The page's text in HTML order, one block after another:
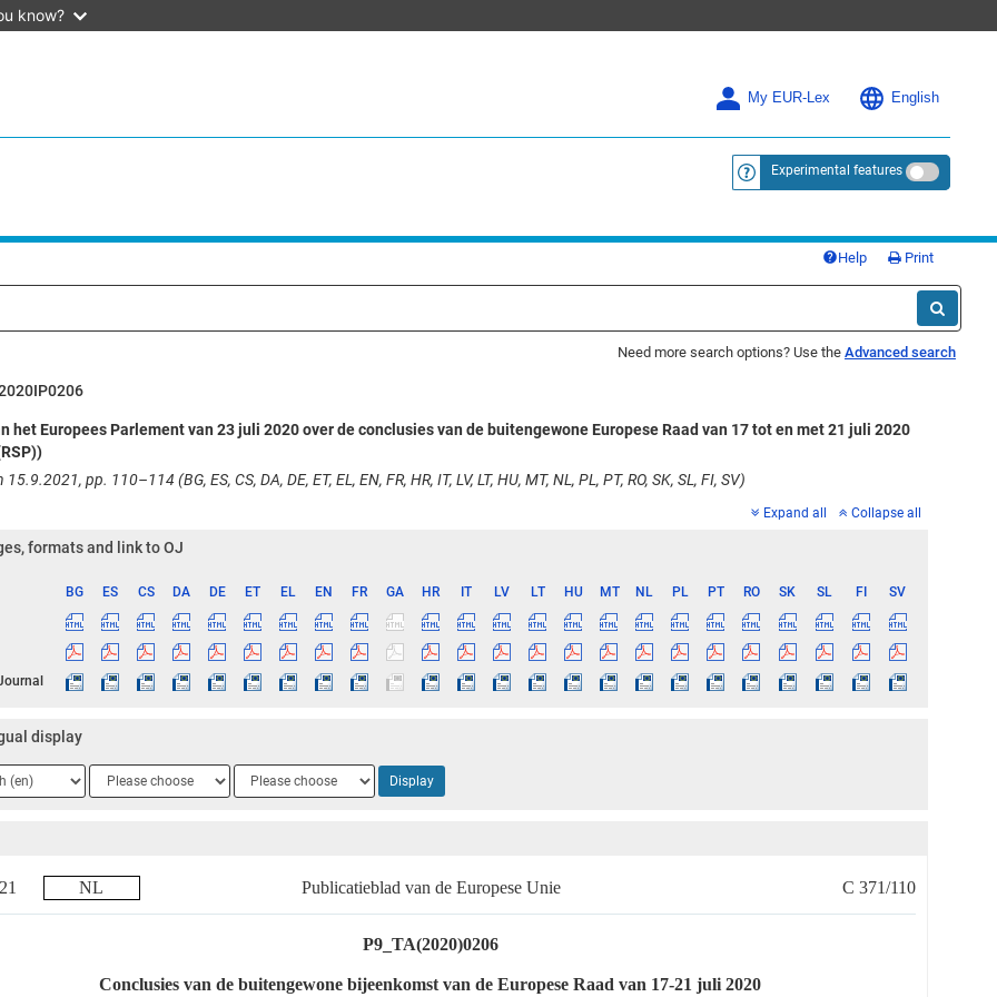
know?
My EUR-Lex English
<a href="https://eur-lex.europa.eu/
Experimental features
Help Print
Need more search options? Use the Advanced search
het Europees Parlement van 23 juli 2020 over de conclusies van de buitengewone Europese Raad van 17 tot en met 21 juli 2020
pp. 110–114 (BG, ES, CS, DA, DE, ET, EL, EN, FR, HR, IT, LV, LT, HU, MT, NL, PL, PT, RO, SK, SL, FI, SV)
Expand all Collapse all
formats and link to OJ
BG ES CS DA DE ET EL EN FR GA HR IT LV LT HU MT NL PL PT RO SK SL FI
SV
display
Language
2
Language
3
Display
NL Publicatieblad van de Europese Unie C 371/110
P9_TA(2020)0206
Conclusies van de buitengewone bijeenkomst van de Europese Raad van 17-21 juli 2020